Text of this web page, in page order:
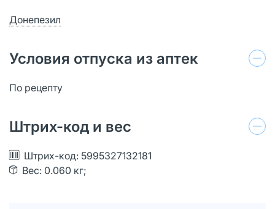
Донепезил
Условия отпуска из аптек
По рецепту
Штрих-код и вес
Штрих-код: 5995327132181
Вес: 0.060 кг;